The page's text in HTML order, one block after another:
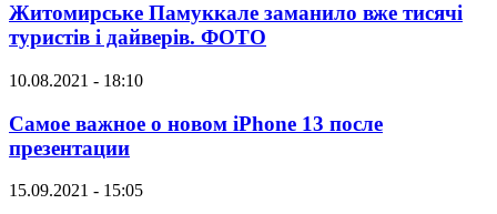
Житомирське Памуккале заманило вже тисячі
туристів і дайверів. ФОТО
10.08.2021 - 18:10
Самое важное о новом iPhone 13 после
презентации
15.09.2021 - 15:05